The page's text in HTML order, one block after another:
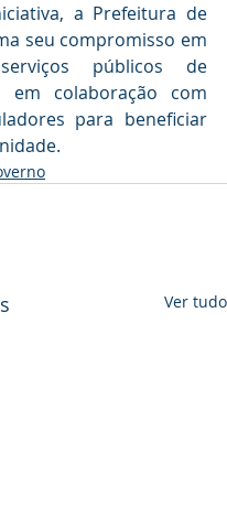
a Prefeitura de
seu compromisso em
públicos de
em colaboração com
para beneficiar
Ver tudo